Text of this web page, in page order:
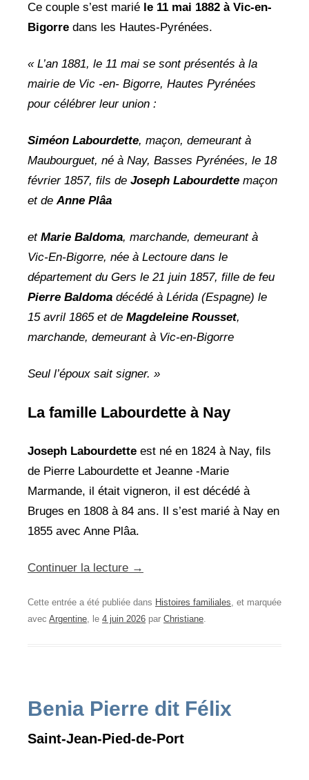
Ce couple s’est marié le 11 mai 1882 à Vic-en-
Bigorre dans les Hautes-Pyrénées.
« L’an 1881, le 11 mai se sont présentés à la
mairie de Vic -en- Bigorre, Hautes Pyrénées
pour célébrer leur union :
Siméon Labourdette, maçon, demeurant à
Maubourguet, né à Nay, Basses Pyrénées, le 18
février 1857, fils de Joseph Labourdette maçon
et deAnne Plâa
et Marie Baldoma, marchande, demeurant à
Vic-En-Bigorre, née à Lectoure dans le
département du Gers le 21 juin 1857, fille de feu
Pierre Baldoma décédé à Lérida (Espagne) le
15 avril 1865 et de Magdeleine Rousset,
marchande, demeurant à Vic-en-Bigorre
Seul l’époux sait signer. »
La famille Labourdette à Nay
Joseph Labourdette est né en 1824 à Nay, fils
de Pierre Labourdette et Jeanne -Marie
Marmande, il était vigneron, il est décédé à
Bruges en 1808 à 84 ans. Il s’est marié à Nay en
1855 avec Anne Plâa.
Continuer la lecture →
Cette entrée a été publiée dans Histoires familiales, et marquée
avec Argentine, le 4 juin 2026 par Christiane.
Benia Pierre dit Félix
Saint-Jean-Pied-de-Port